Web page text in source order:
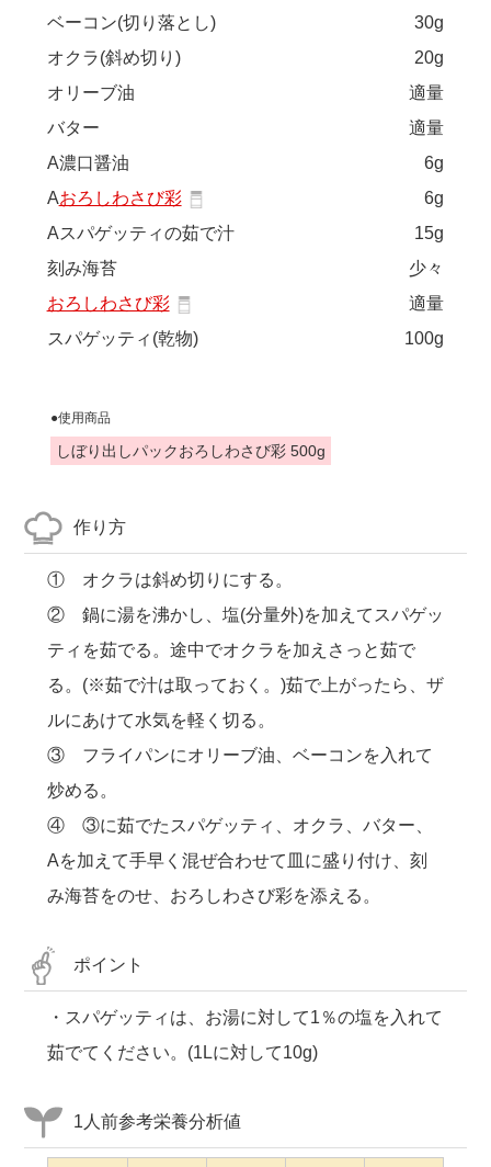
ベーコン(切り落とし)
30g
オクラ(斜め切り)
20g
オリーブ油
適量
バター
適量
A濃口醤油
6g
Aおろしわさび彩
6g
Aスパゲッティの茹で汁
15g
刻み海苔
少々
おろしわさび彩
適量
スパゲッティ(乾物)
100g
●使用商品
しぼり出しパックおろしわさび彩 500g
作り方
① オクラは斜め切りにする。
② 鍋に湯を沸かし、塩(分量外)を加えてスパゲッ
ティを茹でる。途中でオクラを加えさっと茹で
る。(※茹で汁は取っておく。)茹で上がったら、ザ
ルにあけて水気を軽く切る。
③ フライパンにオリーブ油、ベーコンを入れて
炒める。
④ ③に茹でたスパゲッティ、オクラ、バター、
Aを加えて手早く混ぜ合わせて皿に盛り付け、刻
み海苔をのせ、おろしわさび彩を添える。
ポイント
・スパゲッティは、お湯に対して1％の塩を入れて
茹でてください。(1Lに対して10g)
1人前参考栄養分析値